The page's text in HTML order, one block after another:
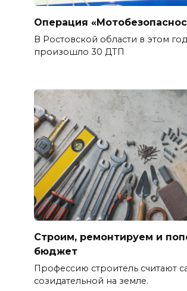
Операция
В Ростовской области в этом
произошло 30 ДТП
Строим, ремонтируем и
бюджет
Профессию строитель считают
созидательной на земле.